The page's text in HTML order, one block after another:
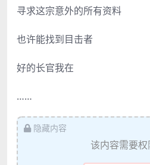
寻求这宗意外的所有资料
也许能找到目击者
好的长官我在
……
隐藏内容
该内容需要权